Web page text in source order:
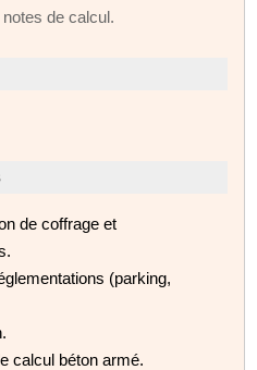
de calcul.
de coffrage et
(parking,
calcul béton armé.